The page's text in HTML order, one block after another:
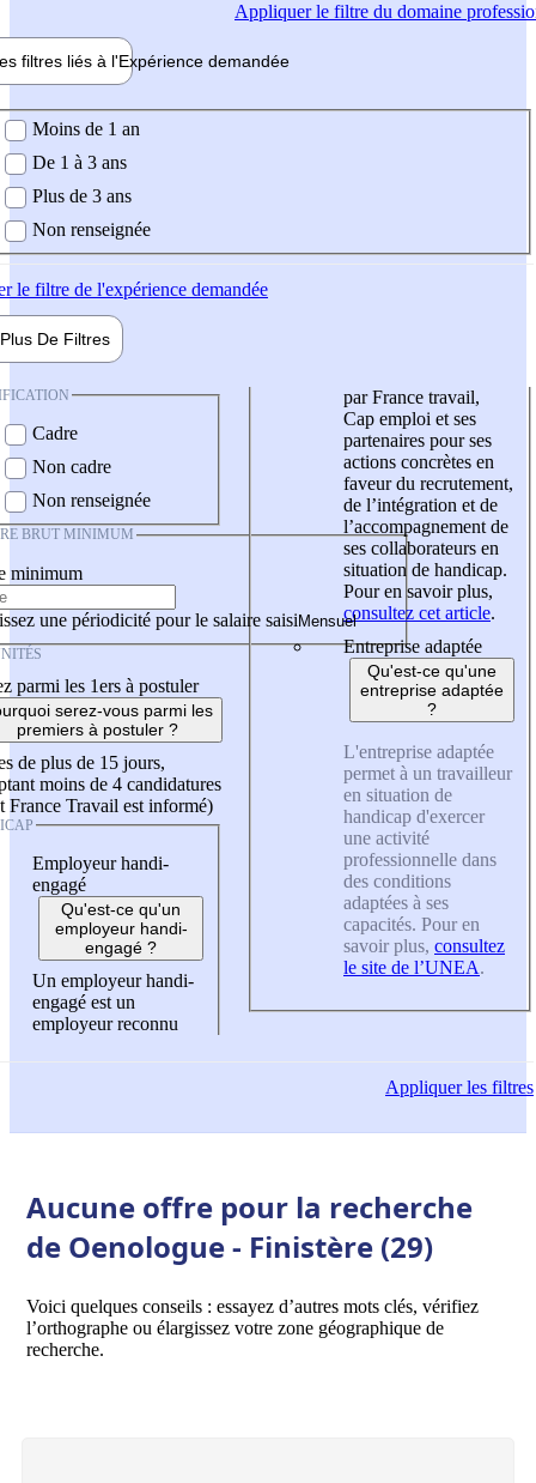
Appliquerle filtre du domaine
filtres liés à l'Expérience demandée
demandée
Moins de 1 an
De 1 à 3 ans
Plus de 3 ans
Non renseignée
le filtre de l'expérience demandée
Plus De Filtres
Cadre
Non cadre
Non renseignée
BRUT MINIMUM
minimum
une périodicité pour le salaire saisi
parmi les 1ers à postuler
serez-vous parmi les
premiers à postuler ?
de plus de 15 jours,
moins de 4 candidatures
France Travail est informé)
Employeur handi-
engagé
Qu'est-ce qu'un
employeur handi-
engagé ?
Un employeur handi-
engagé est un
employeur reconnu
par France travail,
Cap emploi et ses
partenaires pour ses
actions concrètes en
faveur du recrutement,
de l’intégration et de
l’accompagnement de
ses collaborateurs en
situation de handicap.
Pour en savoir plus,
consultez cet article.
Entreprise adaptée
Qu'est-ce qu'une
entreprise adaptée
?
L'entreprise adaptée
permet à un travailleur
en situation de
handicap d'exercer
une activité
professionnelle dans
des conditions
adaptées à ses
capacités. Pour en
savoir plus, consultez
le site de l’UNEA.
Appliquerles filtres
Aucune offre pour la recherche
de Oenologue - Finistère (29)
Voici quelques conseils : essayez d’autres mots clés, vérifiez
l’orthographe ou élargissez votre zone géographique de
recherche.